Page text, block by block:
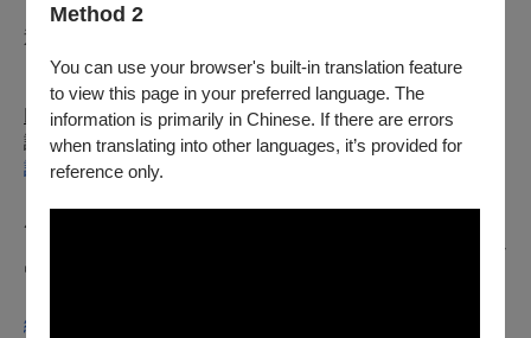
Method 2
You can use your browser's built-in translation feature
to view this page in your preferred language. The
information is primarily in Chinese. If there are errors
when translating into other languages, it’s provided for
reference only.
退票辦法如下：
【電子票或尚未取紙本票】
以「信用卡、行動支付、文化幣全額支付」購票：
請使用OPENTIX線上退訂單功能，至會員＞
訂單紀錄
※請留意，每日23:30-00:00為系統結算期間暫停服務。請務必
留意退票期限，提前申請。
網站